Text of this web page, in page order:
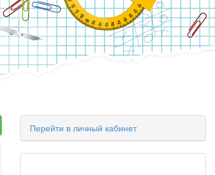
Перейти в личный кабинет